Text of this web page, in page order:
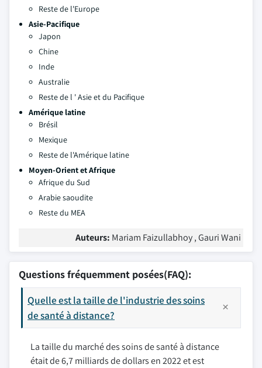
Reste de l'Europe
Asie-Pacifique
Japon
Chine
Inde
Australie
Reste de l ' Asie et du Pacifique
Amérique latine
Brésil
Mexique
Reste de l'Amérique latine
Moyen-Orient et Afrique
Afrique du Sud
Arabie saoudite
Reste du MEA
Auteurs: Mariam Faizullabhoy , Gauri Wani
Questions fréquemment posées(FAQ):
Quelle est la taille de l'industrie des soins
de santé à distance?
La taille du marché des soins de santé à distance
était de 6,7 milliards de dollars en 2022 et est